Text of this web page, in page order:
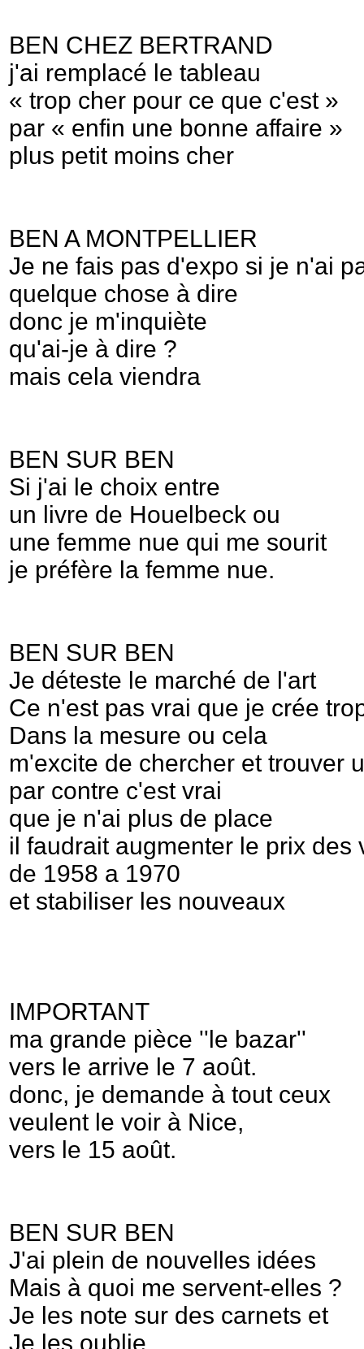
BEN CHEZ BERTRAND
j'ai remplacé le tableau
« trop cher pour ce que c'est »
par « enfin une bonne affaire »
plus petit moins cher
BEN A MONTPELLIER
Je ne fais pas d'expo si je n'ai
quelque chose à dire
donc je m'inquiète
qu'ai-je à dire ?
mais cela viendra
BEN SUR BEN
Si j'ai le choix entre
un livre de Houelbeck ou
une femme nue qui me sourit
je préfère la femme nue.
BEN SUR BEN
Je déteste le marché de l'art
Ce n'est pas vrai que je crée
Dans la mesure ou cela
m'excite de chercher et trouver
par contre c'est vrai
que je n'ai plus de place
il faudrait augmenter le prix des
de 1958 a 1970
et stabiliser les nouveaux
IMPORTANT
ma grande pièce ''le bazar''
vers le arrive le 7 août.
donc, je demande à tout ceux
veulent le voir à Nice,
vers le 15 août.
BEN SUR BEN
J'ai plein de nouvelles idées
Mais à quoi me servent-elles ?
Je les note sur des carnets et
Je les oublie